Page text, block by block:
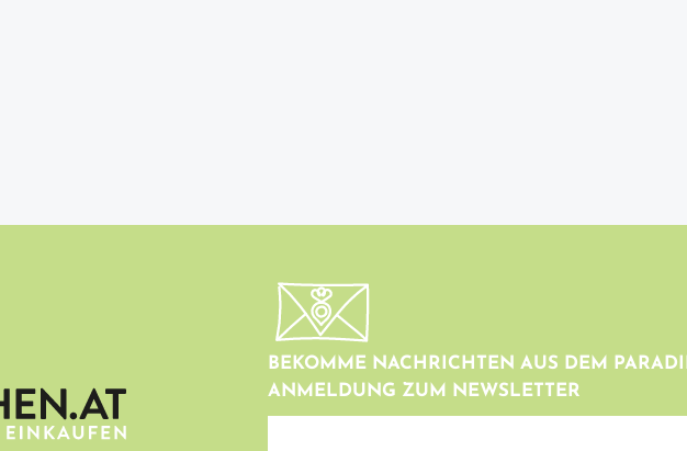
BEKOMME NACHRICHTEN AUS DEM
ANMELDUNG ZUM NEWSLETTER
newsletter